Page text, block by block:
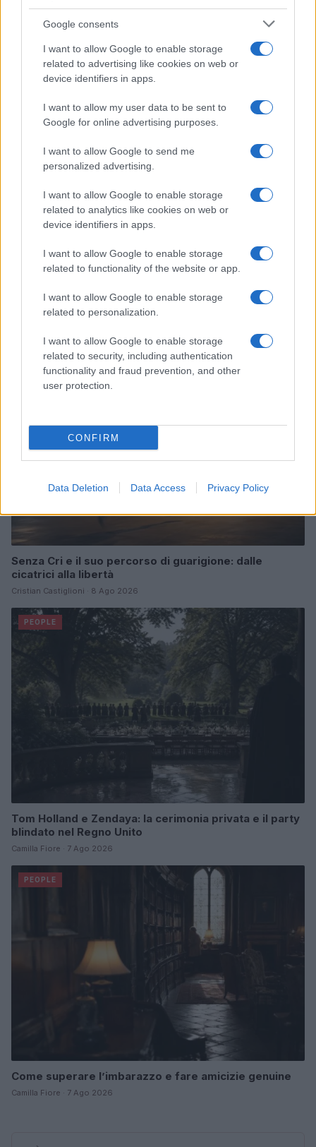
Google consents
I want to allow Google to enable storage
related to advertising like cookies on web or
device identifiers in apps.
I want to allow my user data to be sent to
Google for online advertising purposes.
I want to allow Google to send me
personalized advertising.
I want to allow Google to enable storage
related to analytics like cookies on web or
device identifiers in apps.
I want to allow Google to enable storage
related to functionality of the website or app.
I want to allow Google to enable storage
related to personalization.
I want to allow Google to enable storage
related to security, including authentication
functionality and fraud prevention, and other
user protection.
CONFIRM
Data Deletion Data Access Privacy Policy
Senza Cri e il suo percorso di guarigione: dalle
cicatrici alla libertà
Cristian Castiglioni · 8 Ago 2026
PEOPLE
Tom Holland e Zendaya: la cerimonia privata e il party
blindato nel Regno Unito
Camilla Fiore · 7 Ago 2026
PEOPLE
Come superare l’imbarazzo e fare amicizie genuine
Camilla Fiore · 7 Ago 2026